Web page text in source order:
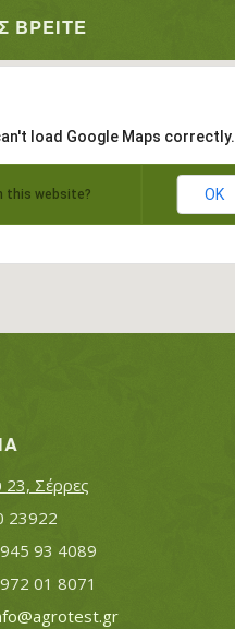
ΒΡΕΊΤΕ
load Google Maps correctly.
this website? OK
Σέρρες
23922
6945 93 4089
6972 01 8071